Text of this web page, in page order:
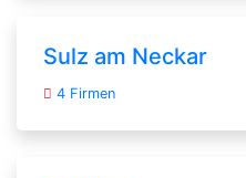
Sulz am Neckar
4 Firmen